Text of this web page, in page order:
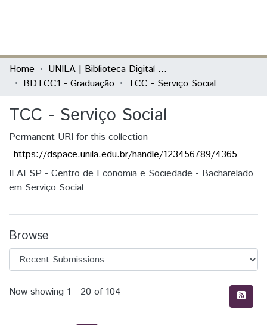
Communities & Collections
All of DSpace
Statistics
Home
UNILA | Biblioteca Digital de Trabalhos de Conclusão de Curso
BDTCC1 - Graduação
TCC - Serviço Social
TCC - Serviço Social
Permanent URI for this collection
https://dspace.unila.edu.br/handle/123456789/4365
ILAESP - Centro de Economia e Sociedade - Bacharelado
em Serviço Social
Browse
Recent Submissions
Now showing 1 - 20 of 104